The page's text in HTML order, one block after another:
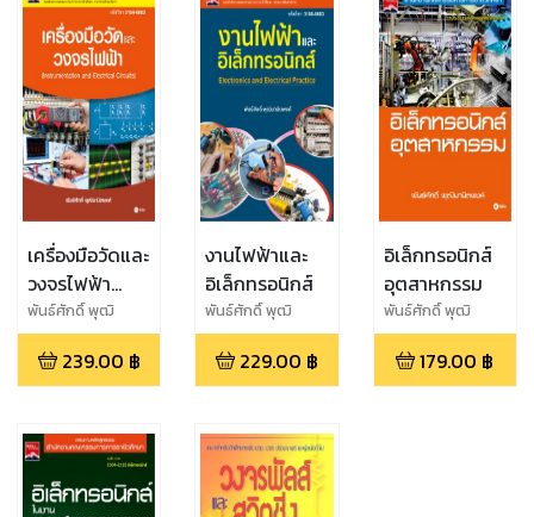
เครื่องมือวัดและ
วงจรไฟฟ้า
(รหัสวิชา
3104-0002)
พันธ์ศักดิ์ พุฒิ
มานิตพงศ์
239.00 ฿
งานไฟฟ้าและ
อิเล็กทรอนิกส์
พันธ์ศักดิ์ พุฒิ
มานิตพงศ์
229.00 ฿
อิเล็กทรอนิกส์
อุตสาหกรรม
พันธ์ศักดิ์ พุฒิ
มานิตพงศ์
179.00 ฿